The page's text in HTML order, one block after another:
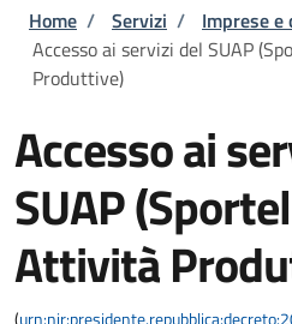
Briciole di pane
Home / Servizi / Imprese e
Accesso ai servizi del SUAP
Produttive)
Accesso ai
SUAP
Attività
(